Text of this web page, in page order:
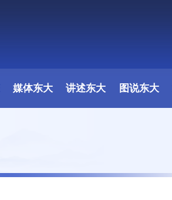
媒体东大 讲述东大 图说东大